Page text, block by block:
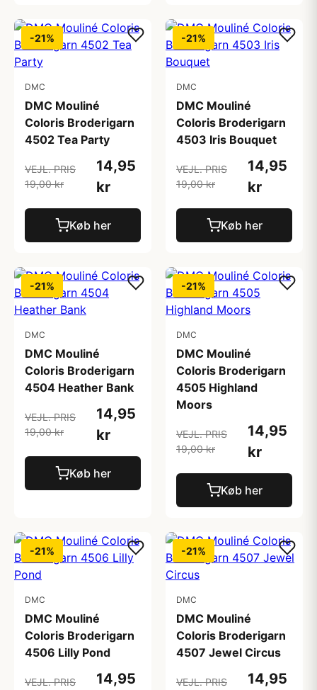
-21%
DMC
DMC Mouliné
Coloris Broderigarn
4502 Tea Party
VEJL. PRIS
19,00 kr
14,95
kr
Køb her
-21%
DMC
DMC Mouliné
Coloris Broderigarn
4503 Iris Bouquet
VEJL. PRIS
19,00 kr
14,95
kr
Køb her
-21%
DMC
DMC Mouliné
Coloris Broderigarn
4504 Heather Bank
VEJL. PRIS
19,00 kr
14,95
kr
Køb her
-21%
DMC
DMC Mouliné
Coloris Broderigarn
4505 Highland
Moors
VEJL. PRIS
19,00 kr
14,95
kr
Køb her
-21%
DMC
DMC Mouliné
Coloris Broderigarn
4506 Lilly Pond
VEJL. PRIS
14,95
-21%
DMC
DMC Mouliné
Coloris Broderigarn
4507 Jewel Circus
VEJL. PRIS
14,95